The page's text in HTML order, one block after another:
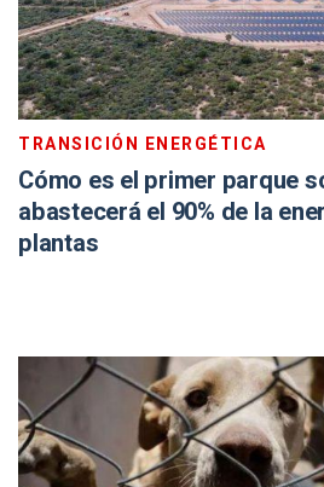
TRANSICIÓN ENERGÉTICA
Cómo es el primer parque
abastecerá el 90% de la
plantas